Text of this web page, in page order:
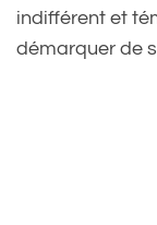
indifférent et
démarquer de